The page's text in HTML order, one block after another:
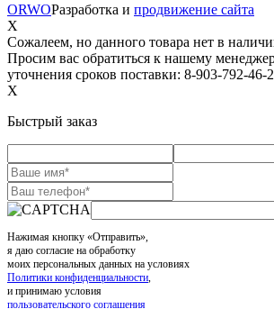
ORWOРазработка и продвижение сайта
X
Сожалеем, но данного товара нет в
Просим вас обратиться к нашему
уточнения сроков поставки: 8-903-792-46-
X
Быстрый заказ
Нажимая кнопку «Отправить»,
я даю согласие на обработку
моих персональных данных на условиях
Политики конфиденциальности
и принимаю условия
пользовательского соглашения